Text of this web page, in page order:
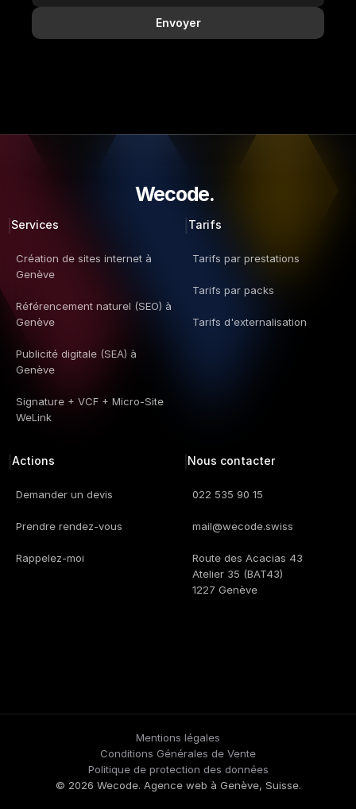
Envoyer
Wecode.
Services
Création de sites internet à
Genève
Référencement naturel (SEO) à
Genève
Publicité digitale (SEA) à
Genève
Signature + VCF + Micro-Site
WeLink
Tarifs
Tarifs par prestations
Tarifs par packs
Tarifs d'externalisation
Actions
Demander un devis
Prendre rendez-vous
Rappelez-moi
Nous contacter
022 535 90 15
mail@wecode.swiss
Route des Acacias 43
Atelier 35 (BAT43)
1227 Genève
© 2026 Wecode. Agence web à Genève, Suisse.
Mentions légales
Conditions Générales de Vente
Politique de protection des données